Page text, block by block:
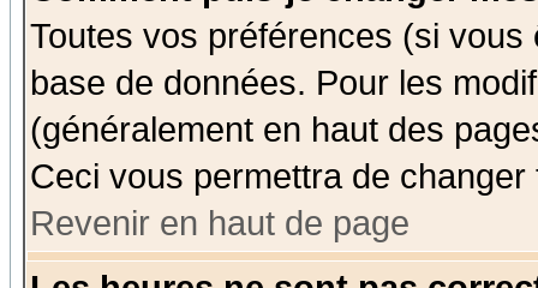
Toutes vos préférences (si
base de données. Pour les
(généralement en haut des
Ceci vous permettra de
Revenir en haut de page